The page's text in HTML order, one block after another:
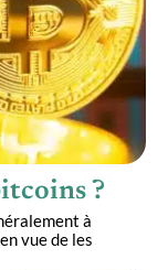
?
à
vue de les